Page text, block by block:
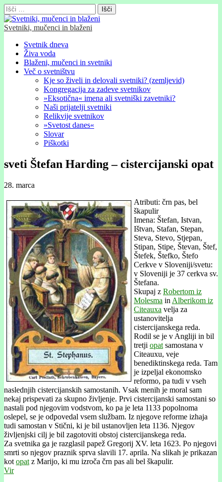
Išči:
Svetniki, mučenci in blaženi
Glavni
meni
Skip
content
Svetnik dneva
Živa voda
Blaženi, mučenci in svetniki
Več o svetništvu
Kje so živeli in delovali svetniki? (zemljevid)
Kongregacija za zadeve svetnikov
»Eksotična« imena ali svetniški zavetniki?
Naši prijatelji svetniki
Relikvije svetnikov
»Svetost danes«
Slovar
Piškotki
sveti Štefan Harding – cistercijanski opat
28. marca
Atributi: črn pas, bel
škapulir
Imena: Štefan, Istvan,
Ištvan, Stafan, Stepan,
Steva, Stevo, Stjepan,
Stipan, Stipe, Števan, Štef,
Štefek, Štefko, Štefo
Cerkve v Sloveniji/svetu:
v Sloveniji je 37 cerkva sv.
Štefana.
Skupaj z Robertom iz
Molesma in Alberikom iz
Citeauxa velja za
ustanovitelja
cistercijanskega reda.
Rodil se je v Angliji in bil
tretji opat samostana v
Citeauxu, veje
benediktinskega reda. Tam
je izpeljal ekonomsko
reformo, pa tudi v vseh
naslednjih cistercijanskih samostanih. Vsak menih je moral sam
nekaj prispevati za skupno življenje. Prvi cistercijanski samostani so
nastali pod njegovim vodstvom, ko pa je leta 1133 popolnoma
oslepel, se je odpovedal vsem službam. Iz njegove reforme izhaja
tudi samostan v Stični, ki je bil ustanovljen leta 1136. Njegov
življenjski cilj je bil zagotoviti obstoj cistercijanskega reda.
Za svetnika ga je razglasil papež Gregorij XV. leta 1623. Po njegovi
smrti so njegov praznik sprva slavili 17. aprila. Na slikah je prikazan
kot opat z Marijo, ki mu izroča črn pas ali bel škapulir.
Vir